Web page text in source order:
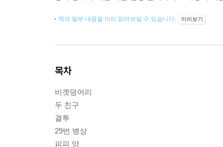
책의 일부 내용을 미리 읽어보실 수 있습니다. 미리보기
목차
비곗덩어리
두 친구
결투
29번 병상
피피 양